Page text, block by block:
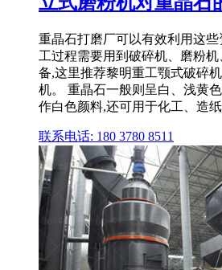
重晶石打磨厂可以有效利用这
工过程需要用到破碎机、磨粉
备,这里推荐黎明重工颚式破碎
机。 重晶石一般则呈白、浅黄
作白色颜料,还可用于化工、造纸
联系电话: 180 3780 8511